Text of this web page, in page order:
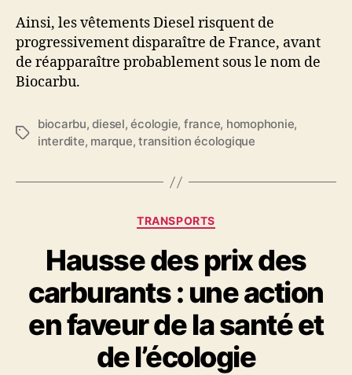
Ainsi, les vêtements Diesel risquent de
progressivement disparaître de France, avant
de réapparaître probablement sous le nom de
Biocarbu.
Étiquettes
biocarbu,diesel,écologie, france, homophonie,
interdite, marque,transition écologique
Catégories
TRANSPORTS
Hausse des prix des
carburants : une action
en faveur de la santé et
de l’écologie